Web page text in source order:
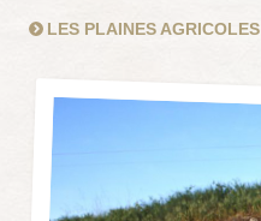
LES PLAINES AGRICOLES